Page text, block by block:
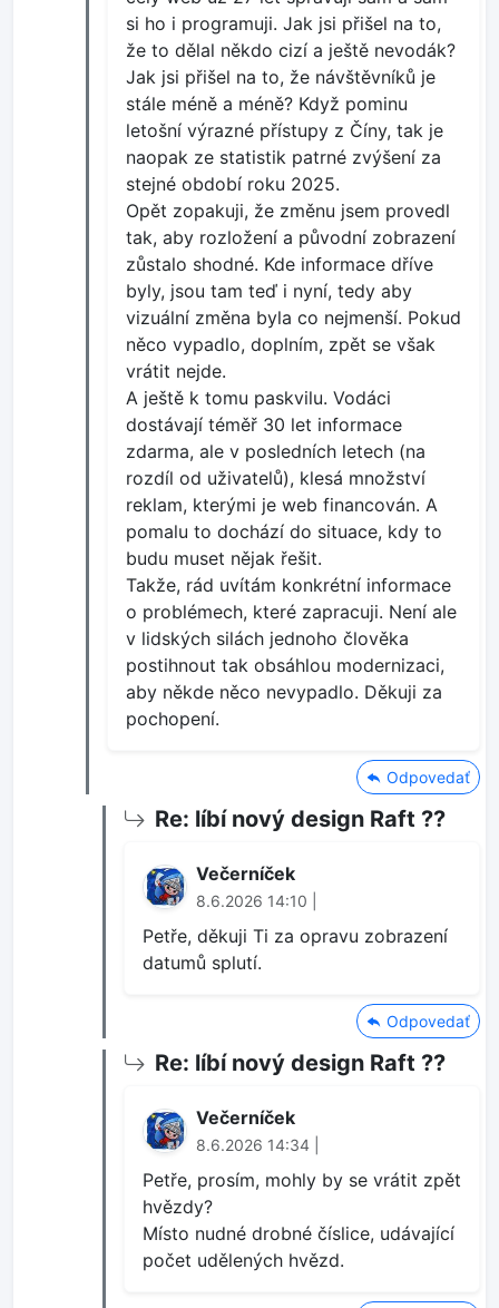
si ho i programuji. Jak jsi přišel na to,
že to dělal někdo cizí a ještě nevodák?
Jak jsi přišel na to, že návštěvníků je
stále méně a méně? Když pominu
letošní výrazné přístupy z Číny, tak je
naopak ze statistik patrné zvýšení za
stejné období roku 2025.
Opět zopakuji, že změnu jsem provedl
tak, aby rozložení a původní zobrazení
zůstalo shodné. Kde informace dříve
byly, jsou tam teď i nyní, tedy aby
vizuální změna byla co nejmenší. Pokud
něco vypadlo, doplním, zpět se však
vrátit nejde.
A ještě k tomu paskvilu. Vodáci
dostávají téměř 30 let informace
zdarma, ale v posledních letech (na
rozdíl od uživatelů), klesá množství
reklam, kterými je web financován. A
pomalu to dochází do situace, kdy to
budu muset nějak řešit.
Takže, rád uvítám konkrétní informace
o problémech, které zapracuji. Není ale
v lidských silách jednoho člověka
postihnout tak obsáhlou modernizaci,
aby někde něco nevypadlo. Děkuji za
pochopení.
Odpovedať
Re: líbí nový design Raft ??
Večerníček
8.6.2026 14:10 |
Petře, děkuji Ti za opravu zobrazení
datumů splutí.
Odpovedať
Re: líbí nový design Raft ??
Večerníček
8.6.2026 14:34 |
Petře, prosím, mohly by se vrátit zpět
hvězdy?
Místo nudné drobné číslice, udávající
počet udělených hvězd.